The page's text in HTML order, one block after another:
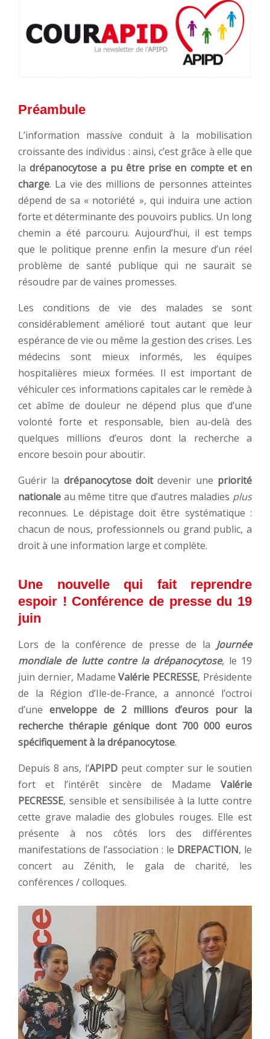
Préambule
L’information massive conduit à la mobilisation
croissante des individus : ainsi, c’est grâce à elle que
ladrépanocytose a pu être prise en compte et en
charge. La vie des millions de personnes atteintes
dépend de sa « notoriété », qui induira une action
forte et déterminante des pouvoirs publics. Un long
chemin a été parcouru. Aujourd’hui, il est temps
que le politique prenne enfin la mesure d’un réel
problème de santé publique qui ne saurait se
résoudre par de vaines promesses.
Les conditions de vie des malades se sont
considérablement amélioré tout autant que leur
espérance de vie ou même la gestion des crises. Les
médecins sont mieux informés, les équipes
hospitalières mieux formées. Il est important de
véhiculer ces informations capitales car le remède à
cet abîme de douleur ne dépend plus que d’une
volonté forte et responsable, bien au-delà des
quelques millions d’euros dont la recherche a
encore besoin pour aboutir.
Guérir la drépanocytose doitdevenir une priorité
nationale au même titre que d’autres maladies plus
reconnues. Le dépistage doit être systématique :
chacun de nous, professionnels ou grand public, a
droit à une information large et complète.
Une nouvelle qui fait reprendre
espoir ! Conférence de presse du 19
juin
Lors de la conférence de presse de la Journée
mondiale de lutte contre la drépanocytose, le 19
juin dernier, MadameValérie PECRESSE, Présidente
de la Région d’Ile-de-France, a annoncé l’octroi
d’une enveloppe de 2 millions d’euros pour la
recherche thérapie génique dont 700 000 euros
spécifiquement à la drépanocytose.
Depuis 8 ans, l’APIPD peut compter sur le soutien
fort et l’intérêt sincère de Madame Valérie
PECRESSE, sensible et sensibilisée à la lutte contre
cette grave maladie des globules rouges. Elle est
présente à nos côtés lors des différentes
manifestations de l’association : le DREPACTION, le
concert au Zénith, le gala de charité, les
conférences / colloques.